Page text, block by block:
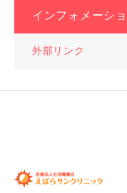
インフォメーシ
外部リンク